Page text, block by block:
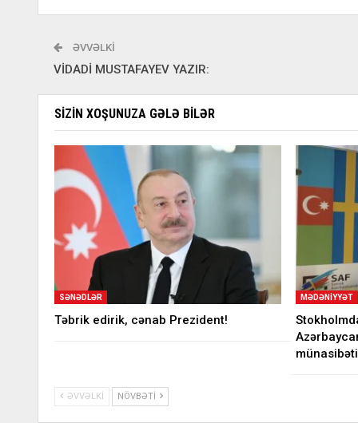
ƏVVƏLKI
VİDADİ MUSTAFAYEV YAZIR:
SIZIN XOŞUNUZA GƏLƏ BILƏR
SƏNƏDLƏR
Təbrik edirik, cənab Prezident!
MƏDƏNIYYƏT
ƏVVƏLKI NÖVBƏTI